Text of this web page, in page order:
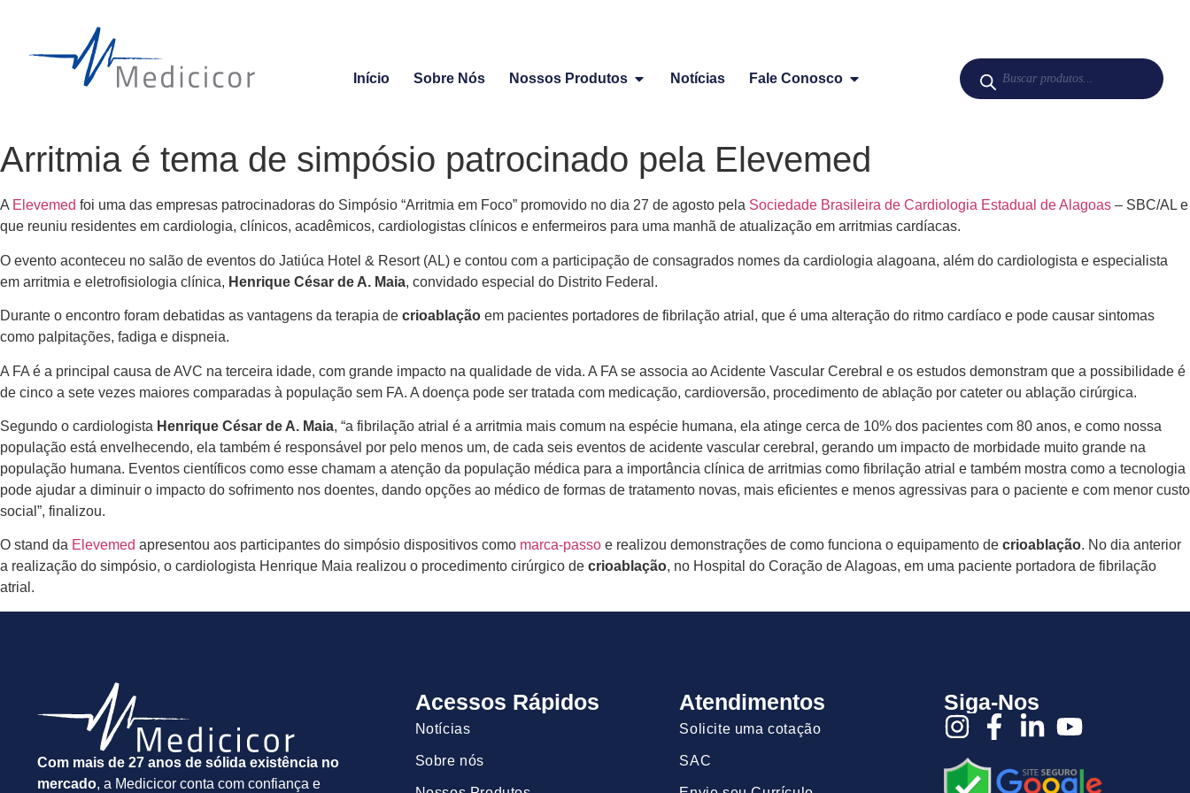
Início Sobre Nós Nossos Produtos Notícias Fale Conosco
Arritmia é tema de simpósio patrocinado pela Elevemed
A Elevemed foi uma das empresas patrocinadoras do Simpósio “Arritmia em Foco” promovido no dia 27 de agosto pela Sociedade Brasileira de Cardiologia Estadual de Alagoas – SBC/AL e
que reuniu residentes em cardiologia, clínicos, acadêmicos, cardiologistas clínicos e enfermeiros para uma manhã de atualização em arritmias cardíacas.
O evento aconteceu no salão de eventos do Jatiúca Hotel & Resort (AL) e contou com a participação de consagrados nomes da cardiologia alagoana, além do cardiologista e especialista
em arritmia e eletrofisiologia clínica, Henrique César de A. Maia, convidado especial do Distrito Federal.
Durante o encontro foram debatidas as vantagens da terapia de crioablação em pacientes portadores de fibrilação atrial, que é uma alteração do ritmo cardíaco e pode causar sintomas
como palpitações, fadiga e dispneia.
A FA é a principal causa de AVC na terceira idade, com grande impacto na qualidade de vida. A FA se associa ao Acidente Vascular Cerebral e os estudos demonstram que a possibilidade é
de cinco a sete vezes maiores comparadas à população sem FA. A doença pode ser tratada com medicação, cardioversão, procedimento de ablação por cateter ou ablação cirúrgica.
Segundo o cardiologista Henrique César de A. Maia, “a fibrilação atrial é a arritmia mais comum na espécie humana, ela atinge cerca de 10% dos pacientes com 80 anos, e como nossa
população está envelhecendo, ela também é responsável por pelo menos um, de cada seis eventos de acidente vascular cerebral, gerando um impacto de morbidade muito grande na
população humana. Eventos científicos como esse chamam a atenção da população médica para a importância clínica de arritmias como fibrilação atrial e também mostra como a tecnologia
pode ajudar a diminuir o impacto do sofrimento nos doentes, dando opções ao médico de formas de tratamento novas, mais eficientes e menos agressivas para o paciente e com menor custo
social”, finalizou.
O stand da Elevemed apresentou aos participantes do simpósio dispositivos como marca-passo e realizou demonstrações de como funciona o equipamento de crioablação. No dia anterior
a realização do simpósio, o cardiologista Henrique Maia realizou o procedimento cirúrgico de crioablação, no Hospital do Coração de Alagoas, em uma paciente portadora de fibrilação
atrial.
Com mais de 27 anos de sólida existência no
mercado, a Medicicor conta com confiança e
Acessos Rápidos
Notícias
Sobre nós
Atendimentos
Solicite uma cotação
SAC
Siga-Nos